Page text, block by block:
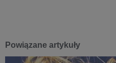
Powiązane artykuły